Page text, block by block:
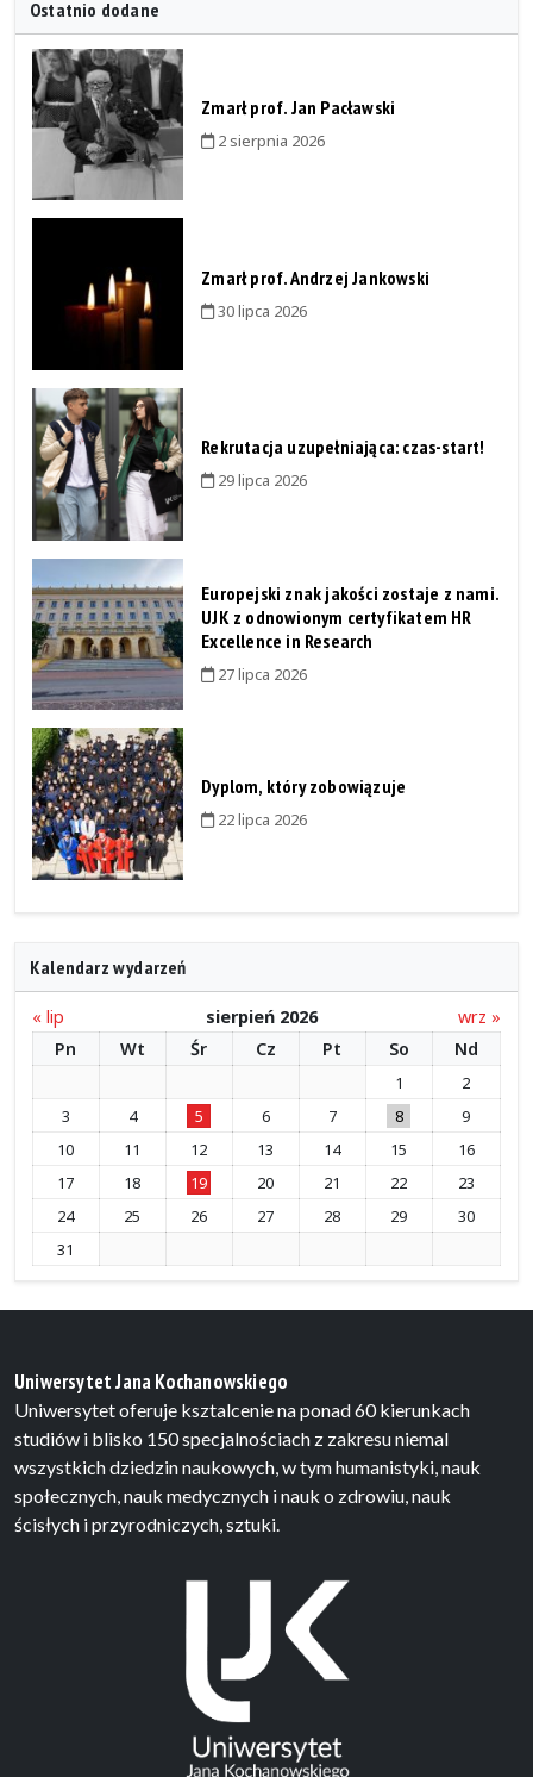
Ostatnio dodane
Zmarł prof. Jan Pacławski
2 sierpnia 2026
Zmarł prof. Andrzej Jankowski
30 lipca 2026
Rekrutacja uzupełniająca: czas-start!
29 lipca 2026
Europejski znak jakości zostaje z nami.
UJK z odnowionym certyfikatem HR
Excellence in Research
27 lipca 2026
Dyplom, który zobowiązuje
22 lipca 2026
Kalendarz wydarzeń
« lip sierpień 2026
wrz »
Pn
Wt Śr Cz Pt So Nd
1
2
3
4 5 6 7 8
9
10
11 12 13 14 15
16
17
18 19 20 21 22
23
24
25 26 27 28 29
30
31
Uniwersytet Jana Kochanowskiego
Uniwersytet oferuje ksztalcenie na ponad 60 kierunkach
studiów i blisko 150 specjalnościach z zakresu niemal
wszystkich dziedzin naukowych, w tym humanistyki, nauk
społecznych, nauk medycznych i nauk o zdrowiu, nauk
ścisłych i przyrodniczych, sztuki.